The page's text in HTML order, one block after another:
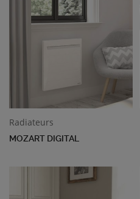
Radiateurs
MOZART DIGITAL